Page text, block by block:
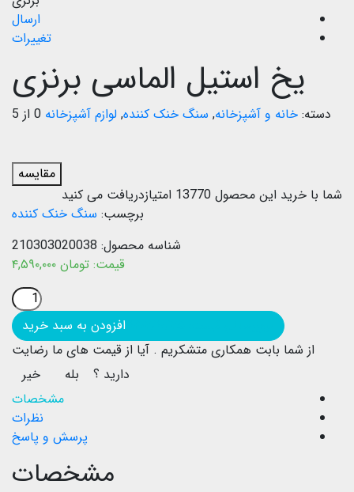
ارسال
تغییرات
یخ استیل الماسی برنزی
دسته: خانه و آشپزخانه, سنگ خنک کننده, لوازم آشپزخانه 0 از 5
مقایسه
شما با خرید این محصول 13770 امتیازدریافت می کنید
برچسب: سنگ خنک کننده
شناسه محصول: 210303020038
قیمت: تومان
از شما بابت همکاری متشکریم . آیا از قیمت های ما رضایت
دارید ؟
بله
خیر
مشخصات
نظرات
پرسش و پاسخ
مشخصات